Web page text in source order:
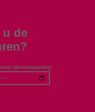
de
(demontagedag)